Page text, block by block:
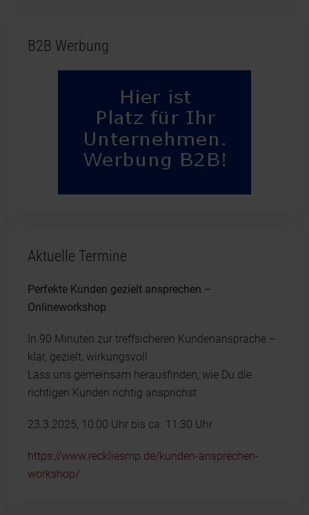
B2B Werbung
Aktuelle Termine
Perfekte Kunden gezielt ansprechen –
Onlineworkshop
In 90 Minuten zur treffsicheren Kundenansprache –
klar, gezielt, wirkungsvoll
Lass uns gemeinsam herausfinden, wie Du die
richtigen Kunden richtig ansprichst
23.3.2025, 10:00 Uhr bis ca. 11:30 Uhr
https://www.reckliesmp.de/kunden-ansprechen-
workshop/